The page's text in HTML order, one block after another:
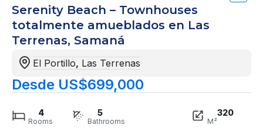
Serenity Beach – Townhouses
totalmente amueblados en Las
Terrenas, Samaná
El Portillo, Las Terrenas
Desde US$699,000
4
Rooms
5
Bathrooms
320
M²